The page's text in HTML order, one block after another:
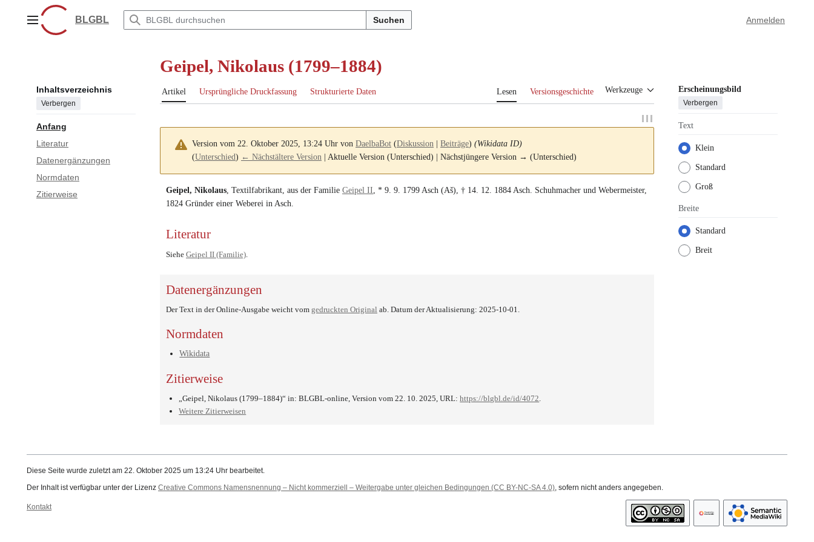
springenHauptmenüBLGBL Suchen Anmelden
Inhaltsverzeichnis
Verbergen
Anfang
Literatur
Datenergänzungen
Normdaten
Zitierweise
Geipel, Nikolaus (1799–1884)
Artikel Ursprüngliche Druckfassung Strukturierte Daten Lesen Versionsgeschichte Werkzeuge Erscheinungsbild
Verbergen
Text
Klein
Standard
Groß
Breite
Standard
Breit
Version vom 22. Oktober 2025, 13:24 Uhr von DaelbaBot (Diskussion Beiträge) (Wikidata ID)
(Unterschied) ← Nächstältere Version | Aktuelle Version (Unterschied) | Nächstjüngere Version → (Unterschied)
Geipel, Nikolaus, Textilfabrikant, aus der Familie Geipel II, * 9. 9. 1799 Asch (Aš), † 14. 12. 1884 Asch. Schuhmacher und Webermeister,
1824 Gründer einer Weberei in Asch.
Literatur
Siehe Geipel II (Familie)
Datenergänzungen
Der Text in der Online-Ausgabe weicht vom gedruckten Original ab. Datum der Aktualisierung: 2025-10-01.
Normdaten
Wikidata
Zitierweise
„Geipel, Nikolaus (1799–1884)“ in: BLGBL-online, Version vom 22. 10. 2025, URL:https://blgbl.de/id/4072
Weitere Zitierweisen
Diese Seite wurde zuletzt am 22. Oktober 2025 um 13:24 Uhr bearbeitet.
Der Inhalt ist verfügbar unter der Lizenz Creative Commons Namensnennung – Nicht kommerziell – Weitergabe unter gleichen Bedingungen (CC BY-NC-SA 4.0), sofern nicht anders angegeben.
Kontakt